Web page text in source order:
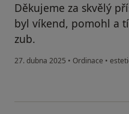
Děkujeme za skvělý
byl víkend, pomohl a
zub.
27. dubna 2025 • Ordinace •